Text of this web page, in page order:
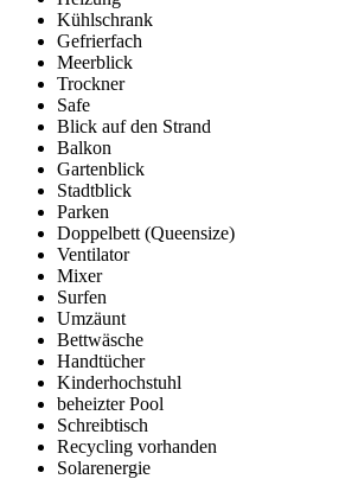
Kühlschrank
Gefrierfach
Meerblick
Trockner
Safe
Blick auf den Strand
Balkon
Gartenblick
Stadtblick
Parken
Doppelbett (Queensize)
Ventilator
Mixer
Surfen
Umzäunt
Bettwäsche
Handtücher
Kinderhochstuhl
beheizter Pool
Schreibtisch
Recycling vorhanden
Solarenergie